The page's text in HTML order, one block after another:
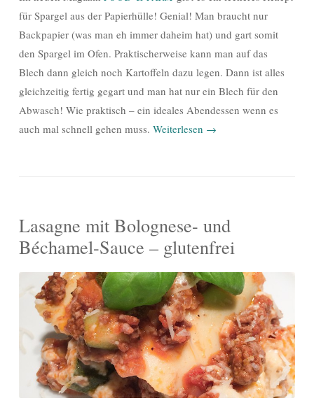
für Spargel aus der Papierhülle! Genial! Man braucht nur
Backpapier (was man eh immer daheim hat) und gart somit
den Spargel im Ofen. Praktischerweise kann man auf das
Blech dann gleich noch Kartoffeln dazu legen. Dann ist alles
gleichzeitig fertig gegart und man hat nur ein Blech für den
Abwasch! Wie praktisch – ein ideales Abendessen wenn es
auch mal schnell gehen muss. Weiterlesen →
Lasagne mit Bolognese- und
Béchamel-Sauce – glutenfrei